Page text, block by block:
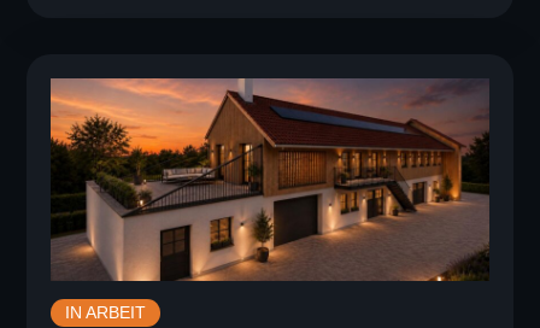
IN ARBEIT